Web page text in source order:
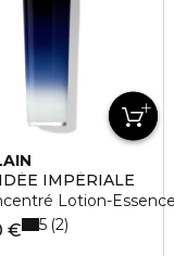
IMPÉRIALE
Lotion-
€ 5 2